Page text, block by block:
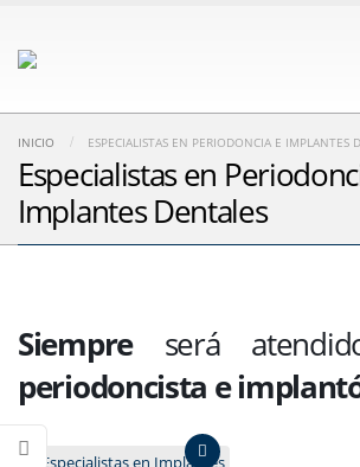
INICIO ESPECIALISTAS EN PERIODONCIA E IMPLANTES
Especialistas en
Implantes Dentales
Siempreserá
periodoncista e